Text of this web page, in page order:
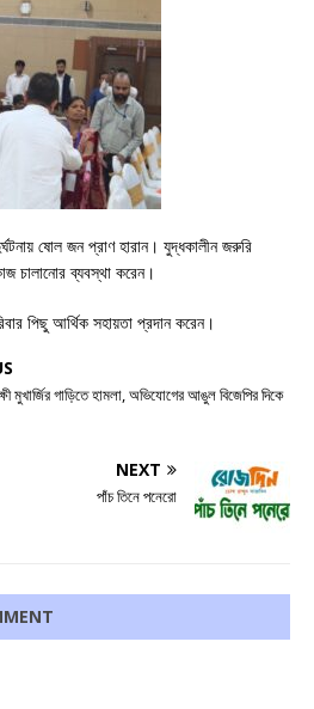
ষোল জন প্রাণ হারান। যুদ্ধকালীন জরুরি
চালানোর ব্যবস্থা করেন।
পিছু আর্থিক সহায়তা প্রদান করেন।
মুখার্জির গাড়িতে হামলা, অভিযোগের আঙুল বিজেপির দিকে
NEXT
পাঁচ তিনে পনেরো